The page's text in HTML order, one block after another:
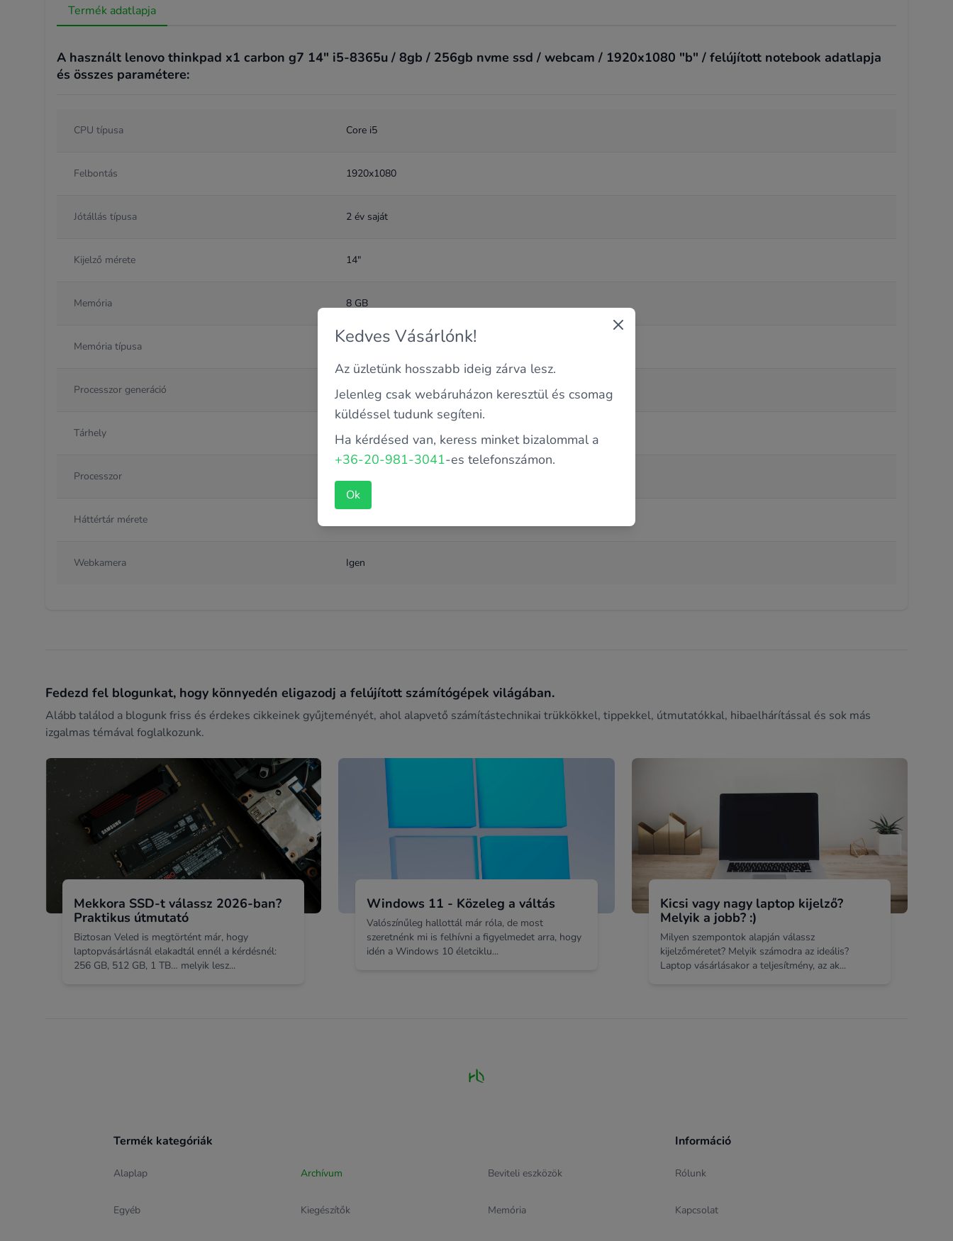
Termék adatlapja
A használt lenovo thinkpad x1 carbon g7 14" i5-8365u / 8gb / 256gb nvme ssd / webcam / 1920x1080 "b" / felújított notebook adatlapja
és összes paramétere:
CPU típusa Core i5
Felbontás 1920x1080
Jótállás típusa 2 év saját
Kijelző mérete 14"
Memória 8 GB
Memória típusa DDR4
Processzor generáció Intel 8. Gen
Tárhely NVME SSD
Processzor
Háttértár mérete
Webkamera Igen
Fedezd fel blogunkat, hogy könnyedén eligazodj a felújított számítógépek világában.
Alább találod a blogunk friss és érdekes cikkeinek gyűjteményét, ahol alapvető számítástechnikai trükkökkel, tippekkel, útmutatókkal, hibaelhárítással és sok más
izgalmas témával foglalkozunk.
Mekkora SSD-t válassz 2026-ban?
Praktikus útmutató
Biztosan Veled is megtörtént már, hogy
laptopvásárlásnál elakadtál ennél a kérdésnél:
256 GB, 512 GB, 1 TB… melyik lesz...
Windows 11 - Közeleg a váltás
Valószínűleg hallottál már róla, de most
szeretnénk mi is felhívni a figyelmedet arra, hogy
idén a Windows 10 életciklu...
Kicsi vagy nagy laptop kijelző?
Melyik a jobb? :)
Milyen szempontok alapján válassz
kijelzőméretet? Melyik számodra az ideális?
Laptop vásárlásakor a teljesítmény, az ak...
Termék kategóriák
Alaplap Archívum Beviteli eszközök
Egyéb Kiegészítők Memória
Információ
Rólunk
Kapcsolat
Kedves Vásárlónk!
Az üzletünk hosszabb ideig zárva lesz.
Jelenleg csak webáruházon keresztül és csomag
küldéssel tudunk segíteni.
Ha kérdésed van, keress minket bizalommal a
+36-20-981-3041-es telefonszámon.
Ok